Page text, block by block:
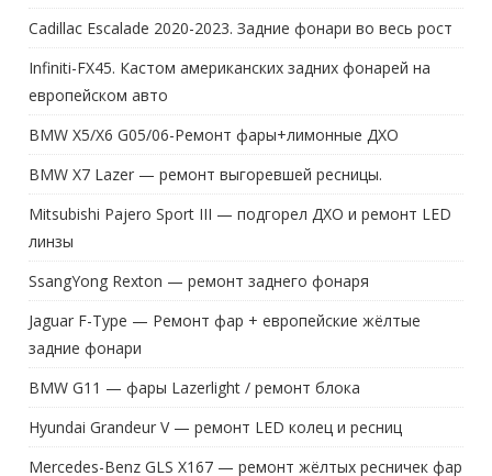
Cadillac Escalade 2020-2023. Задние фонари во весь рост
Infiniti-FX45. Кастом американских задних фонарей на
европейском авто
BMW X5/X6 G05/06-Ремонт фары+лимонные ДХО
BMW X7 Lazer — ремонт выгоревшей ресницы.
Mitsubishi Pajero Sport III — подгорел ДХО и ремонт LED
линзы
SsangYong Rexton — ремонт заднего фонаря
Jaguar F-Type — Ремонт фар + европейские жёлтые
задние фонари
BMW G11 — фары Lazerlight / ремонт блока
Hyundai Grandeur V — ремонт LED колец и ресниц
Mercedes-Benz GLS X167 — ремонт жёлтых ресничек фар